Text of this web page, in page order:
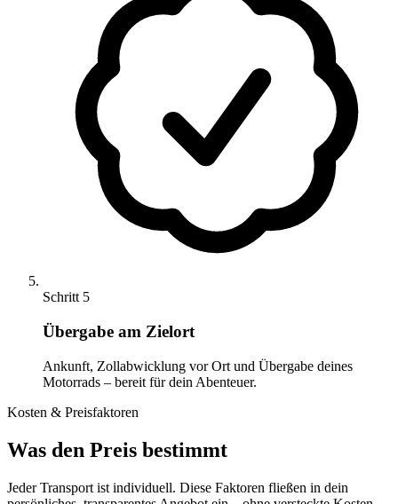
Schritt 5
Übergabe am Zielort
Ankunft, Zollabwicklung vor Ort und Übergabe deines
Motorrads – bereit für dein Abenteuer.
Kosten & Preisfaktoren
Was den Preis bestimmt
Jeder Transport ist individuell. Diese Faktoren fließen in dein